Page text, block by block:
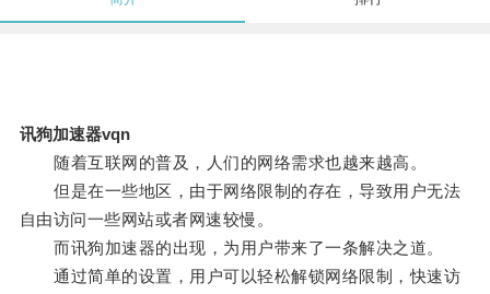
讯狗加速器vqn
随着互联网的普及，人们的网络需求也越来越高。
但是在一些地区，由于网络限制的存在，导致用户无法
自由访问一些网站或者网速较慢。
而讯狗加速器的出现，为用户带来了一条解决之道。
通过简单的设置，用户可以轻松解锁网络限制，快速访